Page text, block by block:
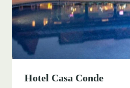
Hotel Casa Conde